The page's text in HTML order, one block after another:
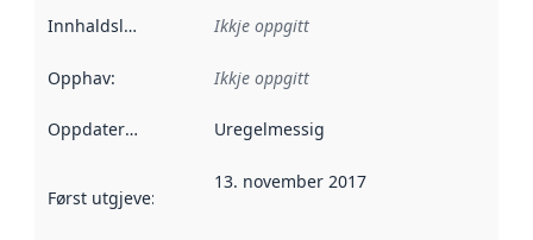
Innhaldsleverandørar :
Ikkje oppgitt
Opphav: Ikkje oppgitt
Oppdateringsfrekvens :
Uregelmessig
Først utgjeve:
13. november 2017